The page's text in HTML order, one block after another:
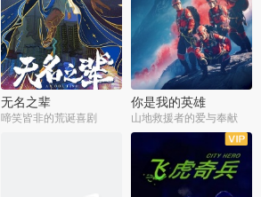
无名之辈
啼笑皆非的荒诞喜剧
你是我的英雄
山地救援者的爱与奉献